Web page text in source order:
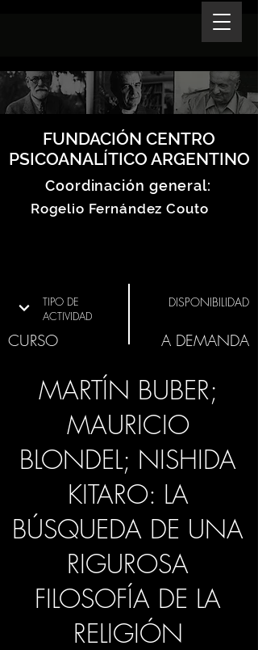
FUNDACIÓN CENTRO
PSICOANALÍTICO ARGENTINO
Coordinación general:
Rogelio Fernández Couto
TIPO DE
ACTIVIDAD
CURSO
DISPONIBILIDAD
A DEMANDA
MARTÍN BUBER;
MAURICIO
BLONDEL; NISHIDA
KITARO: LA
BÚSQUEDA DE UNA
RIGUROSA
FILOSOFÍA DE LA
RELIGIÓN